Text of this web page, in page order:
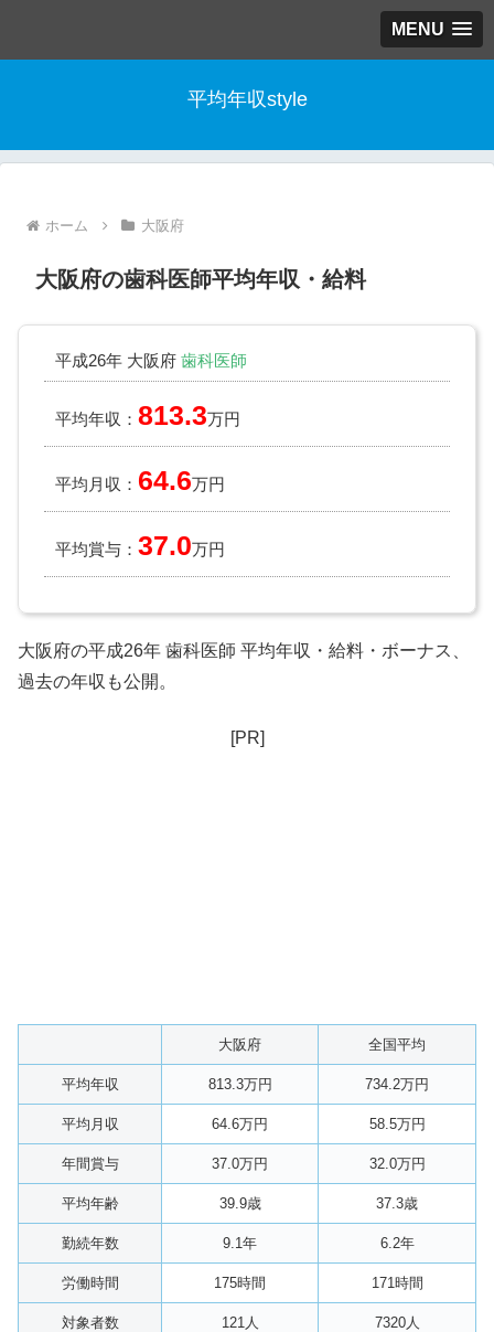
MENU
平均年収style
ホーム 大阪府
大阪府の歯科医師平均年収・給料
平成26年 大阪府 歯科医師
平均年収： 813.3万円
平均月収： 64.6万円
平均賞与： 37.0万円
大阪府の平成26年 歯科医師 平均年収・給料・ボーナス、
過去の年収も公開。
[PR]
大阪府 全国平均
平均年収 813.3万円 734.2万円
平均月収 64.6万円 58.5万円
年間賞与 37.0万円 32.0万円
平均年齢 39.9歳 37.3歳
勤続年数 9.1年 6.2年
労働時間 175時間 171時間
対象者数 121人 7320人